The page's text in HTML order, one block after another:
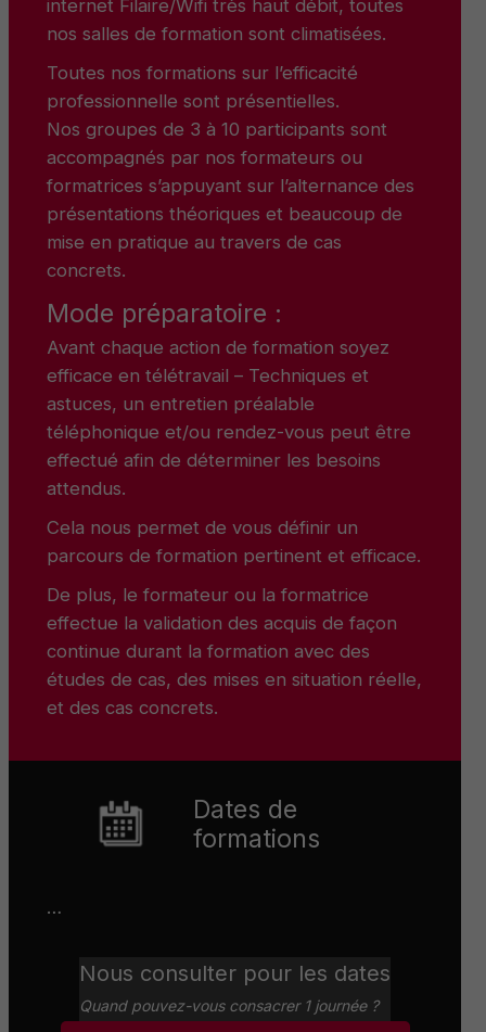
internet Filaire/Wifi très haut débit, toutes
nos salles de formation sont climatisées.
Toutes nos formations sur l’efficacité
professionnelle sont présentielles.
Nos groupes de 3 à 10 participants sont
accompagnés par nos formateurs ou
formatrices s’appuyant sur l’alternance des
présentations théoriques et beaucoup de
mise en pratique au travers de cas
concrets.
Mode préparatoire :
Avant chaque action de formation soyez
efficace en télétravail – Techniques et
astuces, un entretien préalable
téléphonique et/ou rendez-vous peut être
effectué afin de déterminer les besoins
attendus.
Cela nous permet de vous définir un
parcours de formation pertinent et efficace.
De plus, le formateur ou la formatrice
effectue la validation des acquis de façon
continue durant la formation avec des
études de cas, des mises en situation réelle,
et des cas concrets.
Dates de
formations
…
Nous consulter pour les dates
Quand pouvez-vous consacrer 1 journée ?